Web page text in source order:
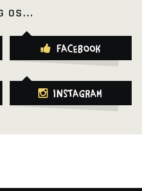
OS...
Facebook
Instagram